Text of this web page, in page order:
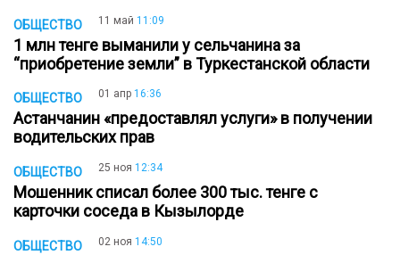
ОБЩЕСТВО 11 май 11:09
1 млн тенге выманили у сельчанина за
“приобретение земли” в Туркестанской области
ОБЩЕСТВО 01 апр 16:36
Астанчанин «предоставлял услуги» в получении
водительских прав
ОБЩЕСТВО 25 ноя 12:34
Мошенник списал более 300 тыс. тенге с
карточки соседа в Кызылорде
ОБЩЕСТВО 02 ноя 14:50